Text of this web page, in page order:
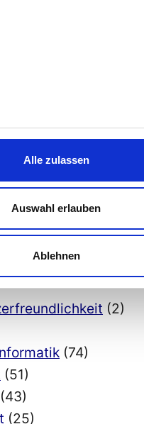
Alle zulassen
Auswahl erlauben
Ablehnen
(42)
(2)
(74)
(51)
(43)
(25)